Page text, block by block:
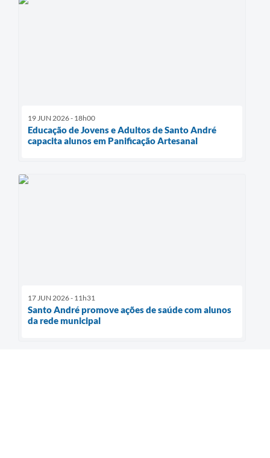
19 JUN 2026 - 18h00
Educação de Jovens e Adultos de Santo André
capacita alunos em Panificação Artesanal
17 JUN 2026 - 11h31
Santo André promove ações de saúde com alunos
da rede municipal